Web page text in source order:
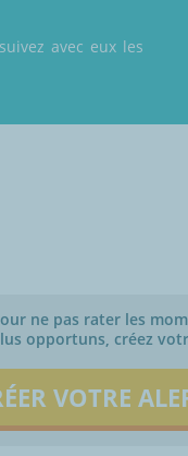
avec eux les
ne pas rater les
opportuns, créez
VOTRE